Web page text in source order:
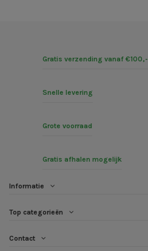
Gratis verzending vanaf €100,-
Snelle levering
Grote voorraad
Gratis afhalen mogelijk
Informatie
Top categorieën
Contact